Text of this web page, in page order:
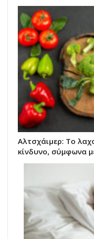
Αλτσχάιμερ: Το
κίνδυνο, σύμφωνα